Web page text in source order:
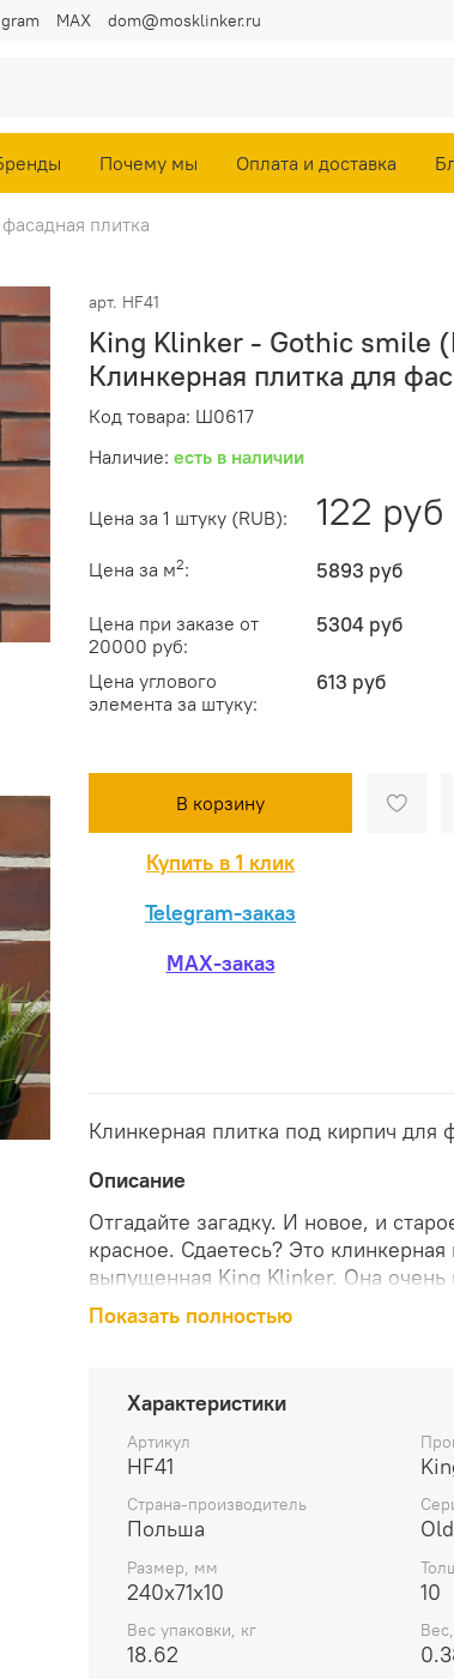
MAX dom@mosklinker.ru
Почему мы Оплата и доставка
плитка
арт. HF41
King Klinker - Gothic smile
Клинкерная плитка для
Код товара: Ш0617
Наличие: есть в наличии
Цена за 1 штуку (RUB): 122 руб
Цена за м2: 5893 руб
Цена при заказе от
20000 руб:
5304 руб
Цена углового
элемента за штуку:
613 руб
В корзину
Купить в 1 клик
Telegram-заказ
MAX-заказ
Клинкерная плитка под кирпич для
Описание
Отгадайте загадку. И новое, и
красное. Сдаетесь? Это
выпущенная King Klinker. Она очень
присмотревшись, становится
сохранившихся особняках богатых
может он войдет в историю лучших
Показать полностью
Характеристики
Артикул
HF41
Страна-производитель
Польша
Размер, мм
240x71x10 10
Вес упаковки, кг
18.62